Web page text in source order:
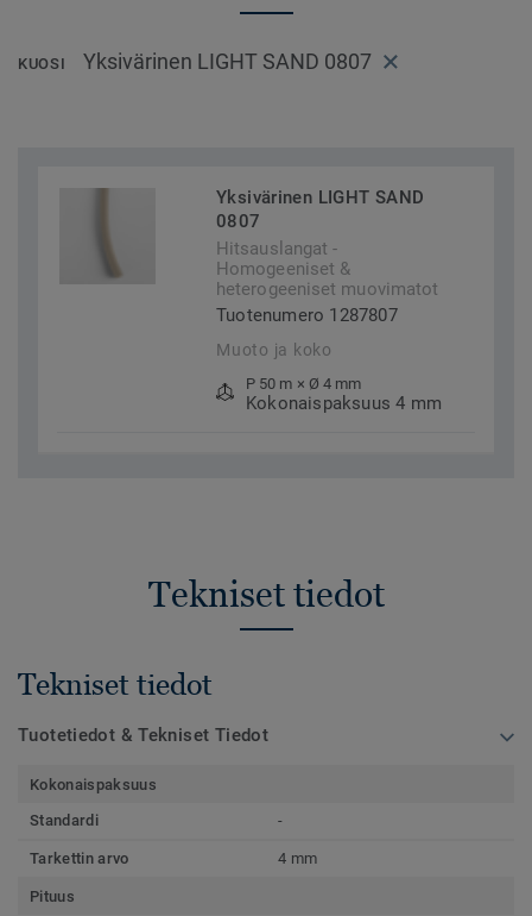
KUOSI Yksivärinen LIGHT SAND 0807
Yksivärinen LIGHT SAND
0807
Hitsauslangat -
Homogeeniset &
heterogeeniset muovimatot
Tuotenumero 1287807
Muoto ja koko
P 50 m × Ø 4 mm
Kokonaispaksuus 4 mm
Tekniset tiedot
Tekniset tiedot
Tuotetiedot & Tekniset Tiedot
Kokonaispaksuus
Standardi
-
Tarkettin arvo 4 mm
Pituus